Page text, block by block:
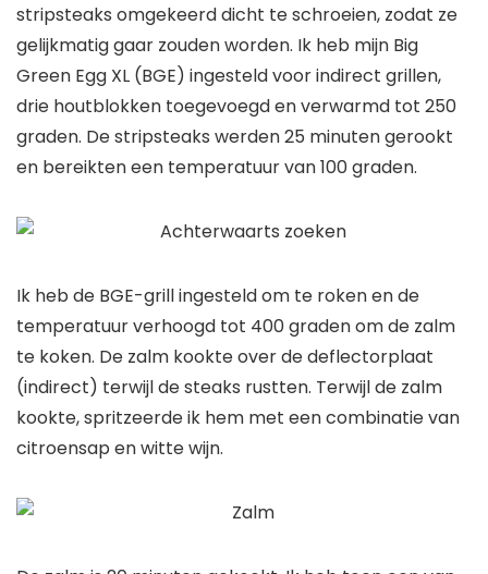
stripsteaks omgekeerd dicht te schroeien, zodat ze
gelijkmatig gaar zouden worden. Ik heb mijn Big
Green Egg XL (BGE) ingesteld voor indirect grillen,
drie houtblokken toegevoegd en verwarmd tot 250
graden. De stripsteaks werden 25 minuten gerookt
en bereikten een temperatuur van 100 graden.
Ik heb de BGE-grill ingesteld om te roken en de
temperatuur verhoogd tot 400 graden om de zalm
te koken. De zalm kookte over de deflectorplaat
(indirect) terwijl de steaks rustten. Terwijl de zalm
kookte, spritzeerde ik hem met een combinatie van
citroensap en witte wijn.